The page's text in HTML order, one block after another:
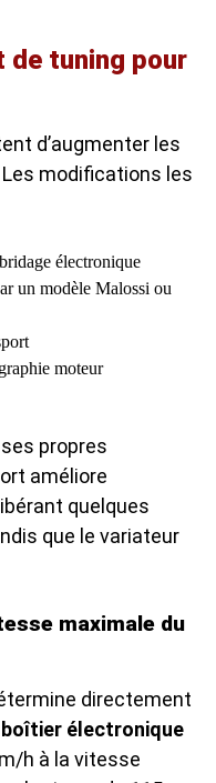
de tuning pour
d’augmenter les
modifications les
électronique
un modèle Malossi ou
moteur
propres
améliore
quelques
que le variateur
maximale du
directement
boîtier électronique
h à la vitesse